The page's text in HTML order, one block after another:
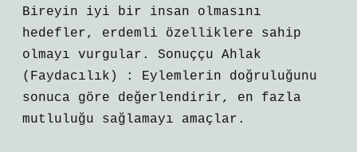
Bireyin iyi bir insan olmasını
hedefler, erdemli özelliklere sahip
olmayı vurgular. Sonuççu Ahlak
(Faydacılık) : Eylemlerin doğruluğunu
sonuca göre değerlendirir, en fazla
mutluluğu sağlamayı amaçlar.